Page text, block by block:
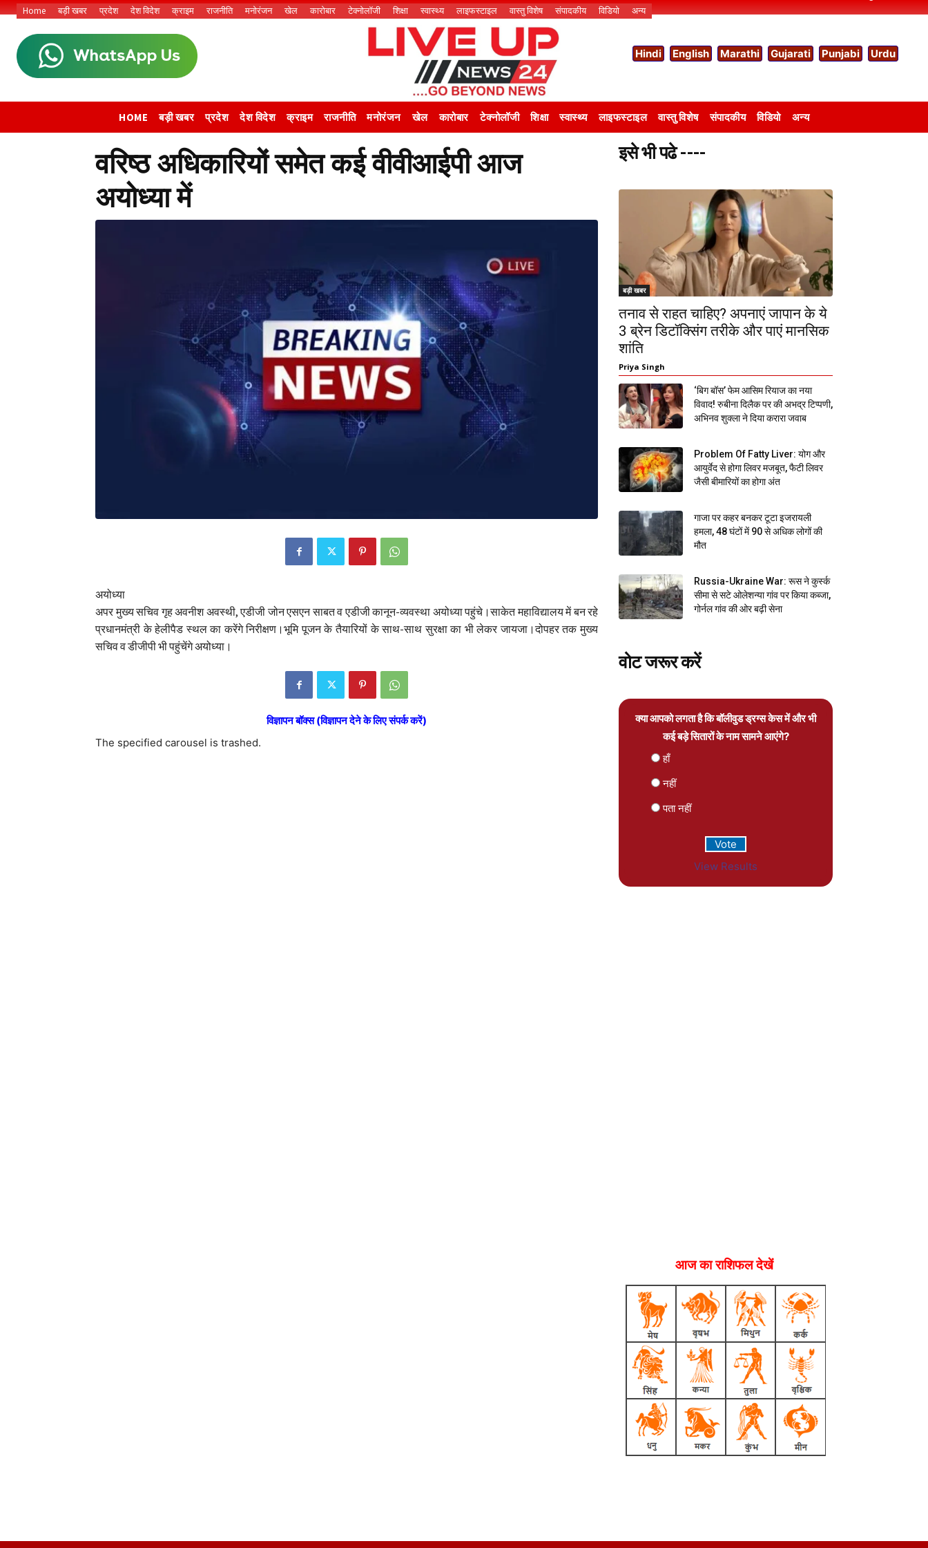
Home बड़ी खबर प्रदेश देश विदेश क्राइम राजनीति मनोरंजन खेल कारोबार टेक्नोलॉजी शिक्षा स्वास्थ्य लाइफस्टाइल वास्तु विशेष संपादकीय विडियो अन्य
Hindi English Marathi Gujarati Punjabi Urdu
HOME बड़ी खबर प्रदेश देश विदेश क्राइम राजनीति मनोरंजन खेल कारोबार टेक्नोलॉजी शिक्षा स्वास्थ्य लाइफस्टाइल वास्तु विशेष संपादकीय विडियो अन्य
वरिष्ठ अधिकारियों समेत कई वीवीआईपी आज
अयोध्या में
अयोध्या
अपर मुख्य सचिव गृह अवनीश अवस्थी, एडीजी जोन एसएन साबत व एडीजी कानून-व्यवस्था अयोध्या पहुंचे।साकेत महाविद्यालय में बन रहे
प्रधानमंत्री के हेलीपैड स्थल का करेंगे निरीक्षण।भूमि पूजन के तैयारियों के साथ-साथ सुरक्षा का भी लेकर जायजा।दोपहर तक मुख्य
सचिव व डीजीपी भी पहुंचेंगे अयोध्या।
विज्ञापन बॉक्स (विज्ञापन देने के लिए संपर्क करें)
The specified carousel is trashed.
इसे भी पढे ----
बड़ी खबर
तनाव से राहत चाहिए? अपनाएं जापान के ये
3 ब्रेन डिटॉक्सिंग तरीके और पाएं मानसिक
शांति
Priya Singh
‘बिग बॉस’ फेम आसिम रियाज का नया
विवाद! रुबीना दिलैक पर की अभद्र टिप्पणी,
अभिनव शुक्ला ने दिया करारा जवाब
Problem Of Fatty Liver: योग और
आयुर्वेद से होगा लिवर मजबूत, फैटी लिवर
जैसी बीमारियों का होगा अंत
गाजा पर कहर बनकर टूटा इजरायली
हमला, 48 घंटों में 90 से अधिक लोगों की
मौत
Russia-Ukraine War: रूस ने कुर्स्क
सीमा से सटे ओलेशन्या गांव पर किया कब्जा,
गोर्नल गांव की ओर बढ़ी सेना
वोट जरूर करें
क्या आपको लगता है कि बॉलीवुड ड्रग्स केस में और भी
कई बड़े सितारों के नाम सामने आएंगे?
हाँ
नहीं
पता नहीं
View Results
आज का राशिफल देखें